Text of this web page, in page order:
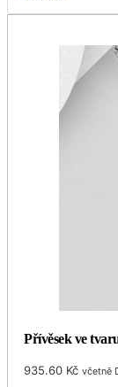
Přívěsek ve
935.60 Kč včetně